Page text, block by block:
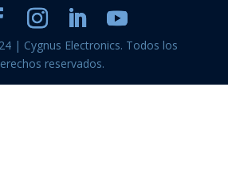
| Cygnus Electronics. Todos los
reservados.